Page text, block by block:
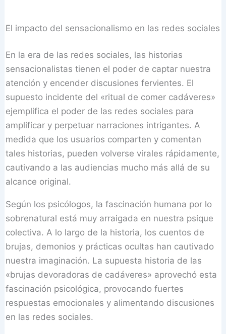
El impacto del sensacionalismo en las redes sociales
En la era de las redes sociales, las historias
sensacionalistas tienen el poder de captar nuestra
atención y encender discusiones fervientes. El
supuesto incidente del «ritual de comer cadáveres»
ejemplifica el poder de las redes sociales para
amplificar y perpetuar narraciones intrigantes. A
medida que los usuarios comparten y comentan
tales historias, pueden volverse virales rápidamente,
cautivando a las audiencias mucho más allá de su
alcance original.
Según los psicólogos, la fascinación humana por lo
sobrenatural está muy arraigada en nuestra psique
colectiva. A lo largo de la historia, los cuentos de
brujas, demonios y prácticas ocultas han cautivado
nuestra imaginación. La supuesta historia de las
«brujas devoradoras de cadáveres» aprovechó esta
fascinación psicológica, provocando fuertes
respuestas emocionales y alimentando discusiones
en las redes sociales.